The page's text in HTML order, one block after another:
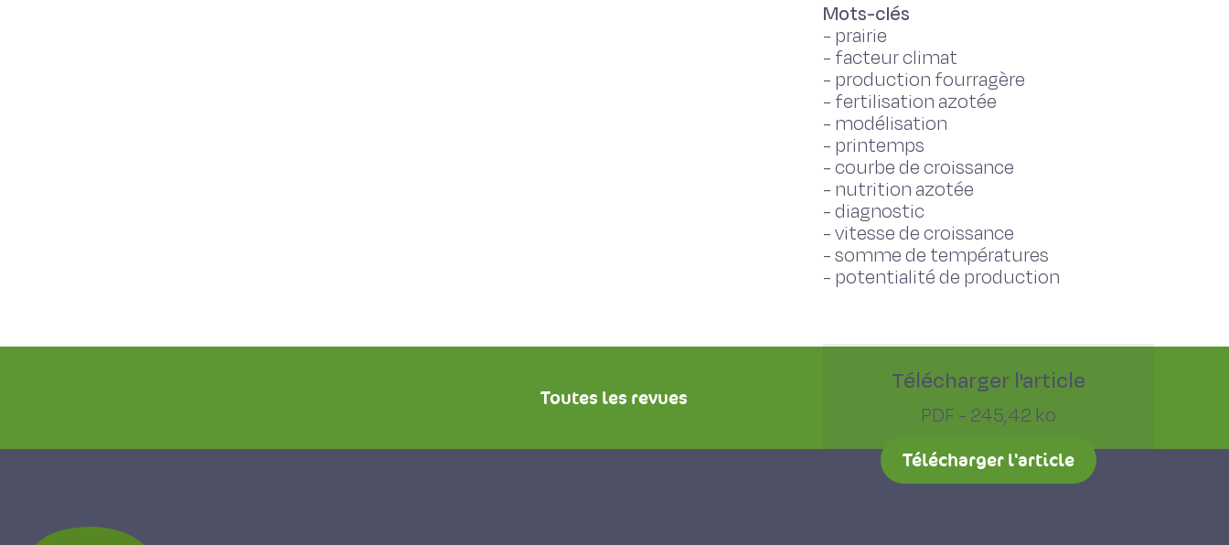
Mots-clés
- prairie
- facteur climat
- production fourragère
- fertilisation azotée
- modélisation
- printemps
-courbe de croissance
- nutrition azotée
-diagnostic
-vitesse de croissance
-somme de températures
- potentialité de production
Télécharger l'article
PDF - 245,42 ko
Télécharger l'article
Toutes les revues